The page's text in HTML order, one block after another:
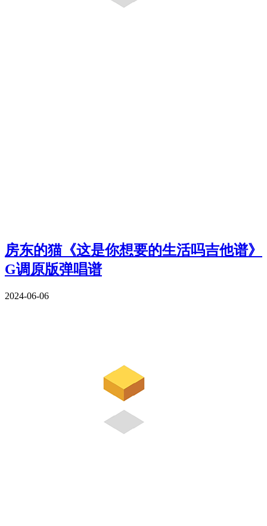
房东的猫《这是你想要的生活吗吉他谱》
G调原版弹唱谱
2024-06-06